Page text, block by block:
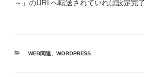
～」のURLへ転送されていれば設定完了
カ
WEB関連、 WORDPRESS